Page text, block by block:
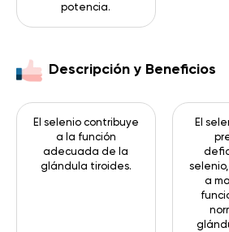
potencia.
Descripción y Beneficios
El selenio contribuye
a la función
adecuada de la
glándula tiroides.
El
a